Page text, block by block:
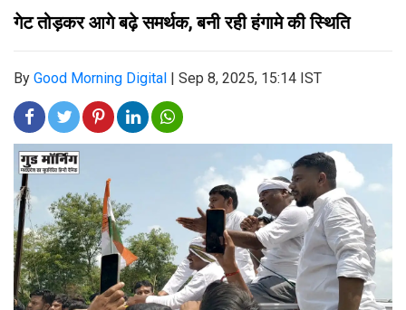
गेट तोड़कर आगे बढ़े समर्थक, बनी रही हंगामे की स्थिति
By Good Morning Digital | Sep 8, 2025, 15:14 IST